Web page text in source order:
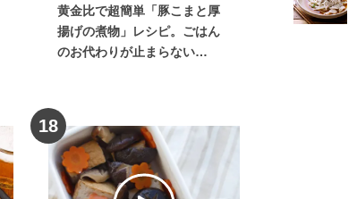
黄金比で超簡単「豚こまと厚
揚げの煮物」レシピ。ごはん
のお代わりが止まらない…
18